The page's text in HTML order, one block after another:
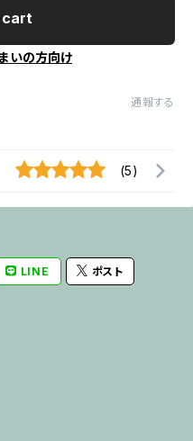
cart
いの方向け
通報する
(5)
LINE ポスト